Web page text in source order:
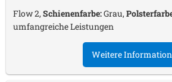
Flow 2,Schienenfarbe:Grau,
umfangreiche Leistungen
Weitere